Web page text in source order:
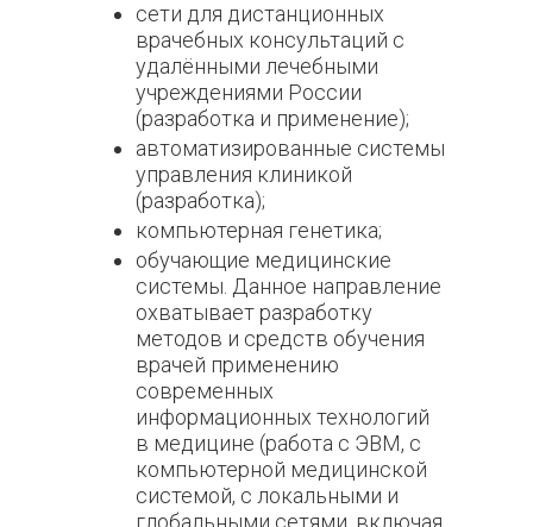
сети для дистанционных
врачебных консультаций с
удалёнными лечебными
учреждениями России
(разработка и применение);
автоматизированные системы
управления клиникой
(разработка);
компьютерная генетика;
обучающие медицинские
системы. Данное направление
охватывает разработку
методов и средств обучения
врачей применению
современных
информационных технологий
в медицине (работа с ЭВМ, с
компьютерной медицинской
системой, с локальными и
глобальными сетями, включая